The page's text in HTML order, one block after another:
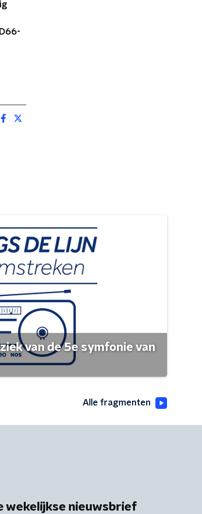
van de 5e symfonie van
Alle fragmenten
wekelijkse nieuwsbrief